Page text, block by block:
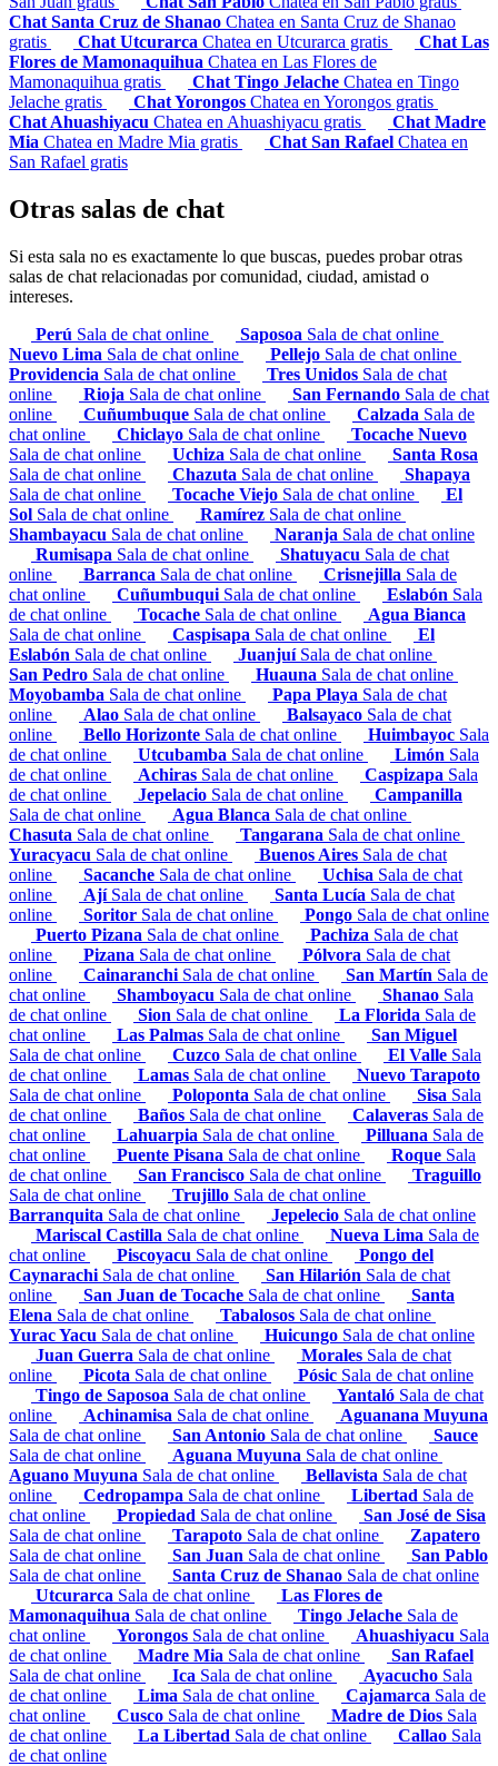
Chat Santa Cruz de Shanao Chatea en Santa Cruz de Shanao
gratis
Chat Utcurarca Chatea en Utcurarca gratis
Chat Las
Flores de Mamonaquihua Chatea en Las Flores de
Mamonaquihua gratis
Chat Tingo Jelache Chatea en Tingo
Jelache gratis
Chat Yorongos Chatea en Yorongos gratis
Chat Ahuashiyacu Chatea en Ahuashiyacu gratis
Chat Madre
Mia Chatea en Madre Mia gratis Chat San Rafael Chatea en
San Rafael gratis
Otras salas de chat
Si esta sala no es exactamente lo que buscas, puedes probar otras
salas de chat relacionadas por comunidad, ciudad, amistad o
intereses.
Perú Sala de chat online Saposoa Sala de chat online
Nuevo Lima Sala de chat online Pellejo Sala de chat online
Providencia Sala de chat online Tres Unidos Sala de chat
online
Rioja Sala de chat online San Fernando Sala de chat
online
Cuñumbuque Sala de chat online Calzada Sala de
chat online
Chiclayo Sala de chat online
Tocache Nuevo
Sala de chat online
Uchiza Sala de chat online
Santa Rosa
Sala de chat online
Chazuta Sala de chat online
Shapaya
Sala de chat online
Tocache Viejo Sala de chat online
El
Sol Sala de chat online Ramírez Sala de chat online
Shambayacu Sala de chat online Naranja Sala de chat online
Rumisapa Sala de chat online Shatuyacu Sala de chat
online
Barranca Sala de chat online Crisnejilla Sala de
chat online
Cuñumbuqui Sala de chat online Eslabón Sala
de chat online
Tocache Sala de chat online
Agua Bianca
Sala de chat online
Caspisapa Sala de chat online
El
Eslabón Sala de chat online Juanjuí Sala de chat online
San Pedro Sala de chat online Huauna Sala de chat online
Moyobamba Sala de chat online Papa Playa Sala de chat
online
Alao Sala de chat online Balsayaco Sala de chat
online
Bello Horizonte Sala de chat online Huimbayoc Sala
de chat online
Utcubamba Sala de chat online Limón Sala
de chat online
Achiras Sala de chat online Caspizapa Sala
de chat online
Jepelacio Sala de chat online
Campanilla
Sala de chat online
Agua Blanca Sala de chat online
Chasuta Sala de chat online Tangarana Sala de chat online
Yuracyacu Sala de chat online Buenos Aires Sala de chat
online
Sacanche Sala de chat online Uchisa Sala de chat
online
Ají Sala de chat online Santa Lucía Sala de chat
online
Soritor Sala de chat online Pongo Sala de chat online
Puerto Pizana Sala de chat online Pachiza Sala de chat
online
Pizana Sala de chat online Pólvora Sala de chat
online
Cainaranchi Sala de chat online San Martín Sala de
chat online
Shamboyacu Sala de chat online Shanao Sala
de chat online
Sion Sala de chat online La Florida Sala de
chat online
Las Palmas Sala de chat online
San Miguel
Sala de chat online
Cuzco Sala de chat online El Valle Sala
de chat online
Lamas Sala de chat online
Nuevo Tarapoto
Sala de chat online
Poloponta Sala de chat online Sisa Sala
de chat online
Baños Sala de chat online Calaveras Sala de
chat online
Lahuarpia Sala de chat online Pilluana Sala de
chat online
Puente Pisana Sala de chat online Roque Sala
de chat online
San Francisco Sala de chat online
Traguillo
Sala de chat online
Trujillo Sala de chat online
Barranquita Sala de chat online Jepelecio Sala de chat online
Mariscal Castilla Sala de chat online Nueva Lima Sala de
chat online
Piscoyacu Sala de chat online
Pongo del
Caynarachi Sala de chat online San Hilarión Sala de chat
online
San Juan de Tocache Sala de chat online
Santa
Elena Sala de chat online Tabalosos Sala de chat online
Yurac Yacu Sala de chat online Huicungo Sala de chat online
Juan Guerra Sala de chat online Morales Sala de chat
online
Picota Sala de chat online Pósic Sala de chat online
Tingo de Saposoa Sala de chat online Yantaló Sala de chat
online
Achinamisa Sala de chat online
Aguanana Muyuna
Sala de chat online
San Antonio Sala de chat online
Sauce
Sala de chat online
Aguana Muyuna Sala de chat online
Aguano Muyuna Sala de chat online Bellavista Sala de chat
online
Cedropampa Sala de chat online Libertad Sala de
chat online
Propiedad Sala de chat online
San José de Sisa
Sala de chat online
Tarapoto Sala de chat online
Zapatero
Sala de chat online
San Juan Sala de chat online
San Pablo
Sala de chat online
Santa Cruz de Shanao Sala de chat online
Utcurarca Sala de chat online
Las Flores de
Mamonaquihua Sala de chat online Tingo Jelache Sala de
chat online
Yorongos Sala de chat online Ahuashiyacu Sala
de chat online
Madre Mia Sala de chat online
San Rafael
Sala de chat online
Ica Sala de chat online Ayacucho Sala
de chat online
Lima Sala de chat online Cajamarca Sala de
chat online
Cusco Sala de chat online Madre de Dios Sala
de chat online
La Libertad Sala de chat online Callao Sala
de chat online